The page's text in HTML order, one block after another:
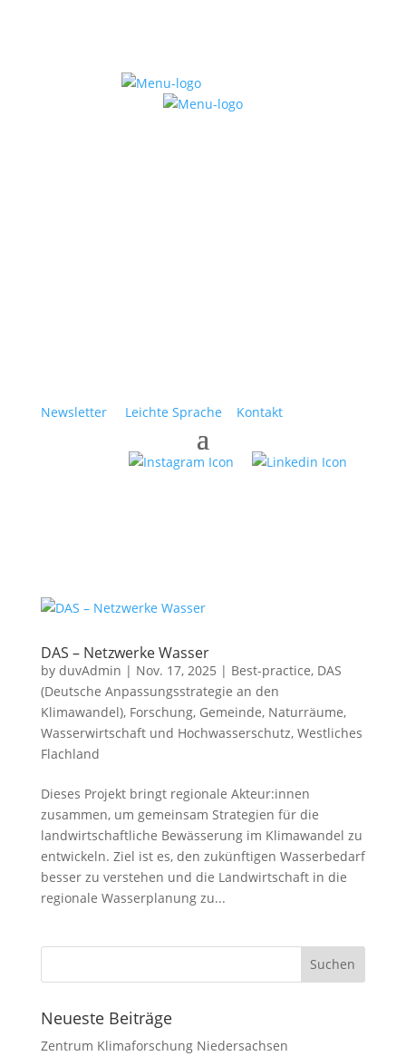
Newsletter Leichte Sprache Kontakt
DAS – Netzwerke Wasser
by duvAdmin | Nov. 17, 2025 | Best-practice, DAS
(Deutsche Anpassungsstrategie an den
Klimawandel), Forschung, Gemeinde, Naturräume,
Wasserwirtschaft und Hochwasserschutz, Westliches
Flachland
Dieses Projekt bringt regionale Akteur:innen
zusammen, um gemeinsam Strategien für die
landwirtschaftliche Bewässerung im Klimawandel zu
entwickeln. Ziel ist es, den zukünftigen Wasserbedarf
besser zu verstehen und die Landwirtschaft in die
regionale Wasserplanung zu...
Neueste Beiträge
Zentrum Klimaforschung Niedersachsen